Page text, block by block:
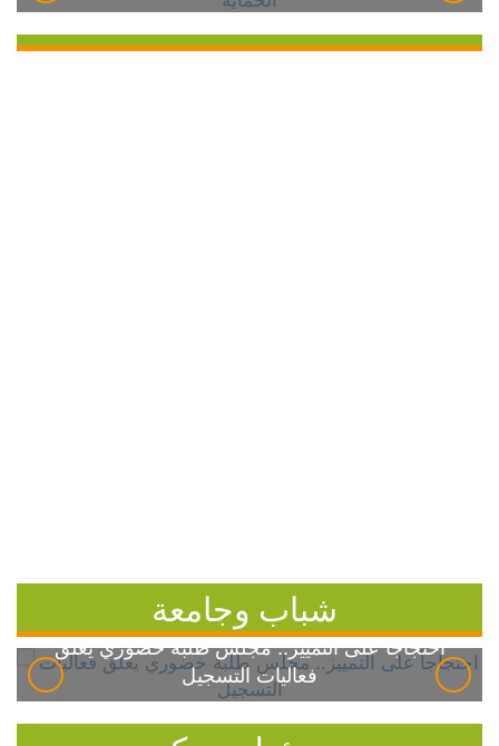
شباب وجامعة
احتجاجاً على التمييز.. مجلس طلبة خضوري يعلق
فعاليات التسجيل